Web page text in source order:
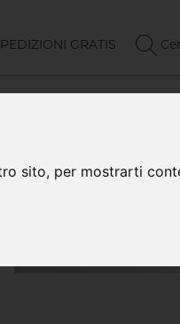
sito, per mostrarti
GRATIS